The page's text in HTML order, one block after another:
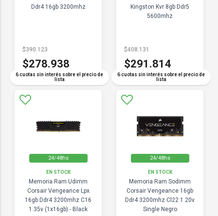
Ddr4 16gb 3200mhz
6 cuotas sin interés sobre el precio de
lista
$390.123
$278.938
Kingston Kvr 8gb Ddr5
5600mhz
6 cuotas sin interés sobre el precio de
lista
$408.131
$291.814
24/48hs
EN STOCK
Memoria Ram Udimm
Corsair Vengeance Lpx
16gb Ddr4 3200mhz C16
1.35v (1x16gb) - Black
24/48hs
EN STOCK
Memoria Ram Sodimm
Corsair Vengeance 16gb
Ddr4 3200mhz Cl22 1.20v
Single Negro